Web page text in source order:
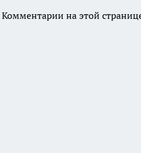
Комментарии на этой